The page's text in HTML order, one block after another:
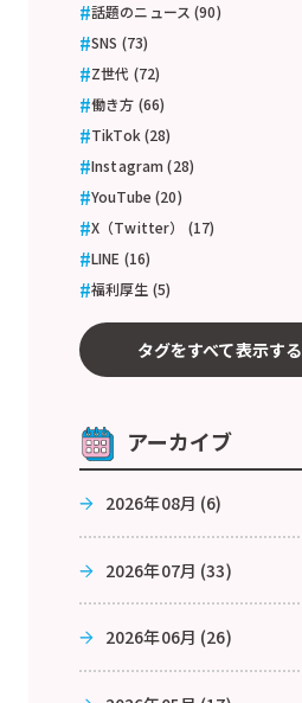
話題のニュース (90)
SNS (73)
Z世代 (72)
働き方 (66)
TikTok (28)
Instagram (28)
YouTube (20)
X（Twitter） (17)
LINE (16)
福利厚生 (5)
タグをすべて表示する
アーカイブ
2026年08月 (6)
2026年07月 (33)
2026年06月 (26)